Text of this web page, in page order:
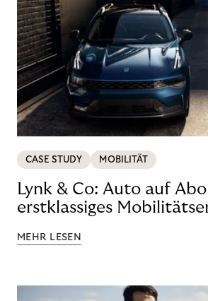
CASE STUDY MOBILITÄT
Lynk & Co: Auto auf
erstklassiges
MEHR LESEN